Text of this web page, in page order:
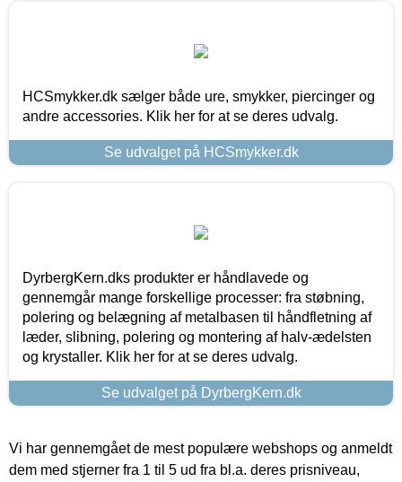
HCSmykker.dk sælger både ure, smykker, piercinger og
andre accessories. Klik her for at se deres udvalg.
Se udvalget på HCSmykker.dk
DyrbergKern.dks produkter er håndlavede og
gennemgår mange forskellige processer: fra støbning,
polering og belægning af metalbasen til håndfletning af
læder, slibning, polering og montering af halv-ædelsten
og krystaller. Klik her for at se deres udvalg.
Se udvalget på DyrbergKern.dk
Vi har gennemgået de mest populære webshops og anmeldt
dem med stjerner fra 1 til 5 ud fra bl.a. deres prisniveau,